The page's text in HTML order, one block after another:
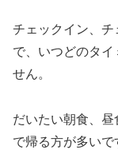
チェックイン、
で、いつどのタ
せん。
だいたい朝食、
で帰る方が多いで